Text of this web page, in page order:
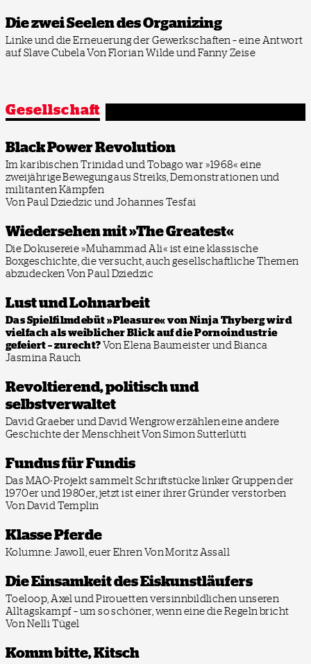
Die zwei Seelen des Organizing
Linke und die Erneuerung der Gewerkschaften – eine Antwort
auf Slave CubelaVon Florian Wilde und Fanny Zeise
Gesellschaft
Black Power Revolution
Im karibischen Trinidad und Tobago war »1968« eine
zweijährige Bewegung aus Streiks, Demonstrationen und
militanten Kämpfen
Von Paul Dziedzic und Johannes Tesfai
Wiedersehen mit »The Greatest«
Die Dokusereie »Muhammad Ali« ist eine klassische
Boxgeschichte, die versucht, auch gesellschaftliche Themen
abzudecken Von Paul Dziedzic
Lust und Lohnarbeit
Das Spielfilmdebüt »Pleasure« von Ninja Thyberg wird
vielfach als weiblicher Blick auf die Pornoindustrie
gefeiert – zurecht?Von Elena Baumeister und Bianca
Jasmina Rauch
Revoltierend, politisch und
selbstverwaltet
David Graeber und David Wengrow erzählen eine andere
Geschichte der MenschheitVon Simon Sutterlütti
Fundus für Fundis
Das MAO-Projekt sammelt Schriftstücke linker Gruppen der
1970er und 1980er, jetzt ist einer ihrer Gründer verstorben
Von David Templin
Klasse Pferde
Kolumne: Jawoll, euer Ehren Von Moritz Assall
Die Einsamkeit des Eiskunstläufers
Toeloop, Axel und Pirouetten versinnbildlichen unseren
Alltagskampf – um so schöner, wenn eine die Regeln bricht
Von Nelli Tügel
Komm bitte, Kitsch